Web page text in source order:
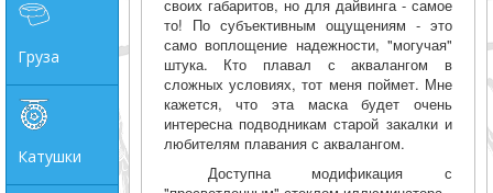
Груза
Катушки
своих габаритов, но для дайвинга - самое
то! По субъективным ощущениям - это
само воплощение надежности, "могучая"
штука. Кто плавал с аквалангом в
сложных условиях, тот меня поймет. Мне
кажется, что эта маска будет очень
интересна подводникам старой закалки и
любителям плавания с аквалангом.
Доступна модификация с